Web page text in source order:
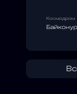
Космодром
Байконур